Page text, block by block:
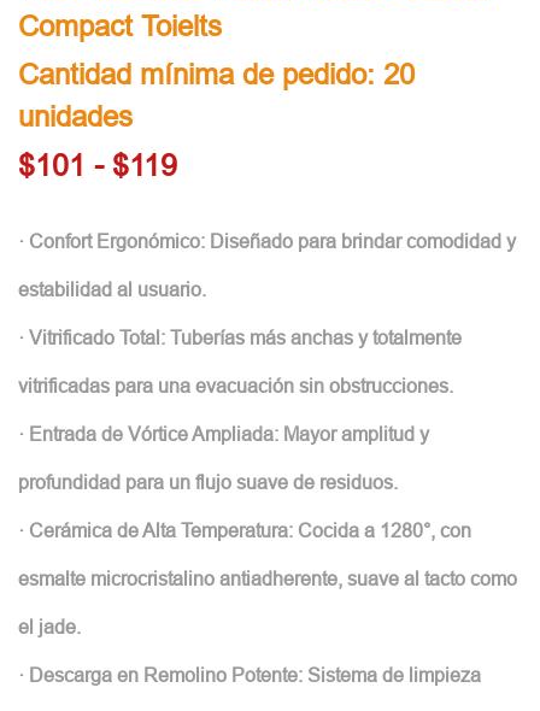
Compact Toielts
Cantidad mínima de pedido: 20
unidades
$101 - $119
· Confort Ergonómico: Diseñado para brindar comodidad y
estabilidad al usuario.
· Vitrificado Total: Tuberías más anchas y totalmente
vitrificadas para una evacuación sin obstrucciones.
· Entrada de Vórtice Ampliada: Mayor amplitud y
profundidad para un flujo suave de residuos.
· Cerámica de Alta Temperatura: Cocida a 1280°, con
esmalte microcristalino antiadherente, suave al tacto como
el jade.
· Descarga en Remolino Potente: Sistema de limpieza